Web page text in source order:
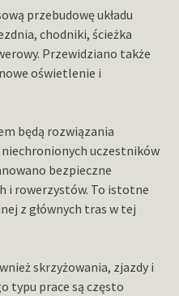
przebudowę układu
chodniki, ścieżka
Przewidziano także
oświetlenie i
będą rozwiązania
uczestników
bezpieczne
i rowerzystów. To istotne
z głównych tras w tej
skrzyżowania, zjazdy i
typu prace są często